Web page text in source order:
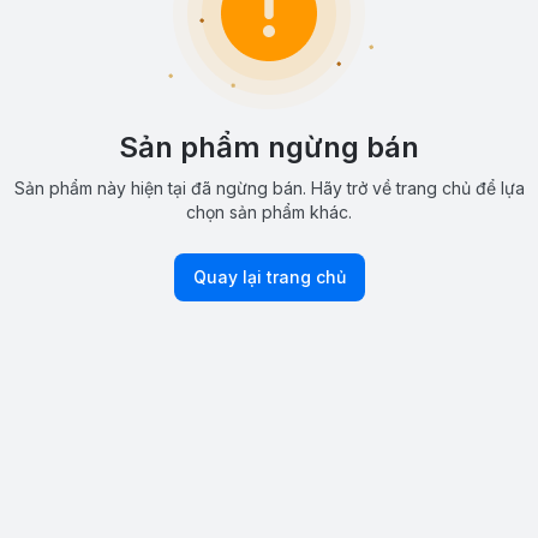
Sản phẩm ngừng bán
Sản phẩm này hiện tại đã ngừng bán. Hãy trở về trang chủ để lựa
chọn sản phẩm khác.
Quay lại trang chủ